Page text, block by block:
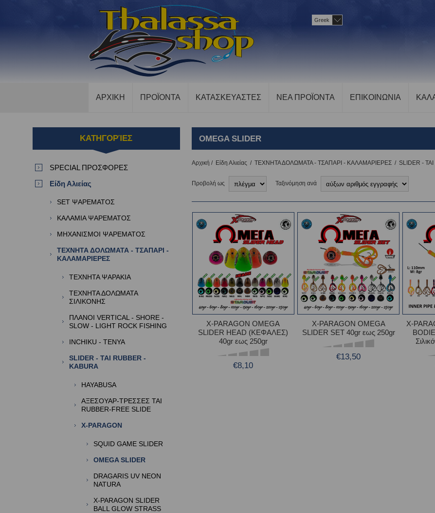
Greek
ΑΡΧΙΚΗ ΠΡΟΪΟΝΤΑ ΚΑΤΑΣΚΕΥΑΣΤΕΣ ΝΕΑ ΠΡΟΪΟΝΤΑ ΕΠΙΚΟΙΝΩΝΙΑ
OMEGA SLIDER
Αρχική / Είδη Αλιείας / ΤΕΧΝΗΤΑ ΔΟΛΩΜΑΤΑ - ΤΣΑΠΑΡΙ - ΚΑΛΑΜΑΡΙΕΡΕΣ / SLIDER -
Προβολή ως Ταξινόμηση ανά
X-PARAGON OMEGA
SLIDER HEAD (ΚΕΦΑΛΕΣ)
40gr εως 250gr
€8,10
X-PARAGON OMEGA
SLIDER SET 40gr εως 250gr
€13,50
X-
ΚΑΤΗΓΟΡΊΕΣ
SPECIAL ΠΡΟΣΦΟΡΕΣ
Είδη Αλιείας
SET ΨΑΡΕΜΑΤΟΣ
ΚΑΛΑΜΙΑ ΨΑΡΕΜΑΤΟΣ
ΜΗΧΑΝΙΣΜΟΙ ΨΑΡΕΜΑΤΟΣ
ΤΕΧΝΗΤΑ ΔΟΛΩΜΑΤΑ - ΤΣΑΠΑΡΙ -
ΚΑΛΑΜΑΡΙΕΡΕΣ
ΤΕΧΝΗΤΑ ΨΑΡΑΚΙΑ
ΤΕΧΝΗΤΑ ΔΟΛΩΜΑΤΑ
ΣΙΛΙΚΟΝΗΣ
ΠΛΑΝΟΙ VERTICAL - SHORE -
SLOW - LIGHT ROCK FISHING
INCHIKU - TENYA
SLIDER - TAI RUBBER -
KABURA
HAYABUSA
ΑΞΕΣΟΥΑΡ-ΤΡΕΣΣΕΣ TAI
RUBBER-FREE SLIDE
X-PARAGON
SQUID GAME SLIDER
OMEGA SLIDER
DRAGARIS UV NEON
NATURA
X-PARAGON SLIDER
BALL GLOW STRASS